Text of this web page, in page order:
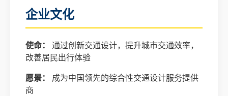
企业文化
使命：
通过创新交通设计，提升城市交通效率，
改善居民出行体验
愿景：
成为中国领先的综合性交通设计服务提供
商